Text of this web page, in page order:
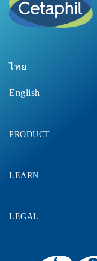
ไทย
English
PRODUCT
LEARN
LEGAL